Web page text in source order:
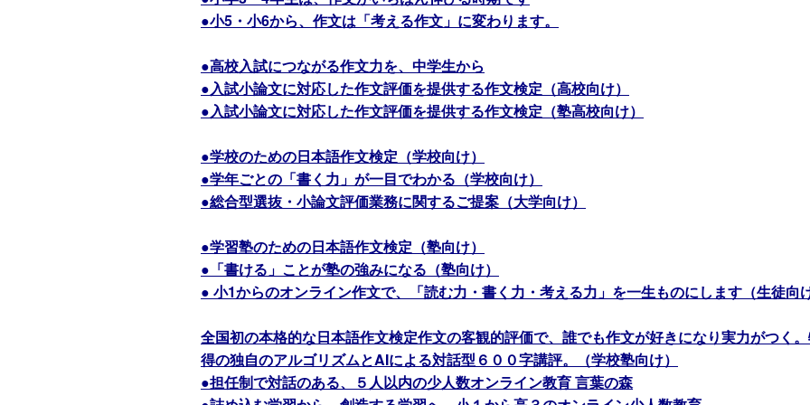
●小5・小6から、作文は「考える作文」に変わります。
●高校入試につながる作文力を、中学生から
●入試小論文に対応した作文評価を提供する作文検定（高校向け）
●入試小論文に対応した作文評価を提供する作文検定（塾高校向け）
●学校のための日本語作文検定（学校向け）
●学年ごとの「書く力」が一目でわかる（学校向け）
●総合型選抜・小論文評価業務に関するご提案（大学向け）
●学習塾のための日本語作文検定（塾向け）
●「書ける」ことが塾の強みになる（塾向け）
● 小1からのオンライン作文で、「読む力・書く力・考える力」を一生ものにします（生徒向
全国初の本格的な日本語作文検定作文の客観的評価で、誰でも作文が好きになり実力がつく
得の独自のアルゴリズムとAIによる対話型６００字講評。（学校塾向け）
●担任制で対話のある、５人以内の少人数オンライン教育 言葉の森